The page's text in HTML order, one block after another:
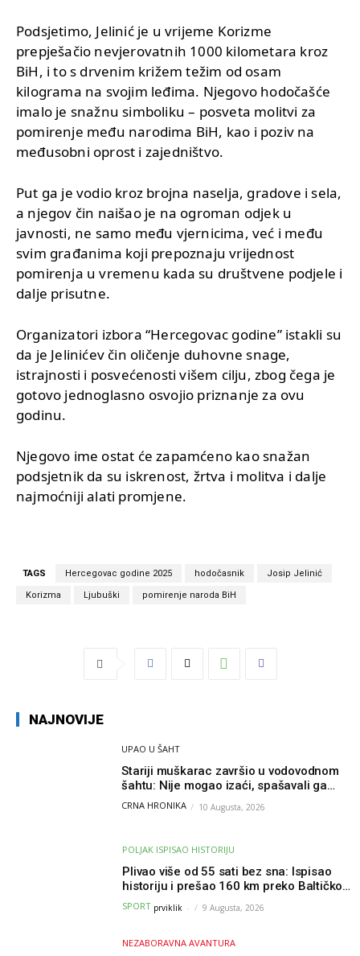
Podsjetimo, Jelinić je u vrijeme Korizme
prepješačio nevjerovatnih 1000 kilometara kroz
BiH, i to s drvenim križem težim od osam
kilograma na svojim leđima. Njegovo hodočašće
imalo je snažnu simboliku – posveta molitvi za
pomirenje među narodima BiH, kao i poziv na
međusobni oprost i zajedništvo.
Put ga je vodio kroz brojna naselja, gradove i sela,
a njegov čin naišao je na ogroman odjek u
javnosti, ne samo među vjernicima, već i među
svim građanima koji prepoznaju vrijednost
pomirenja u vremenu kada su društvene podjele i
dalje prisutne.
Organizatori izbora “Hercegovac godine” istakli su
da je Jelinićev čin oličenje duhovne snage,
istrajnosti i posvećenosti višem cilju, zbog čega je
gotovo jednoglasno osvojio priznanje za ovu
godinu.
Njegovo ime ostat će zapamćeno kao snažan
podsjetnik da su iskrenost, žrtva i molitva i dalje
najmoćniji alati promjene.
TAGS Hercegovac godine 2025 hodočasnik Josip Jelinić
Korizma Ljubuški pomirenje naroda BiH
NAJNOVIJE
UPAO U ŠAHT
Stariji muškarac završio u vodovodnom
šahtu: Nije mogao izaći, spašavali ga
vatrogasci
CRNA HRONIKA 10 Augusta, 2026
POLJAK ISPISAO HISTORIJU
Plivao više od 55 sati bez sna: Ispisao
historiju i prešao 160 km preko Baltičkog
mora – a podvig posvetio djeci oboljeloj
od raka
SPORT prviklik - 9 Augusta, 2026
NEZABORAVNA AVANTURA